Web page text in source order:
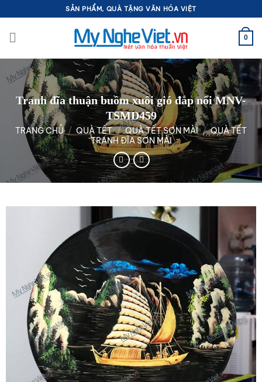
qua
nội
SẢN PHẨM, QUÀ TẶNG VĂN HÓA VIỆT
0
Tranh đĩa thuận buồm xuôi gió đắp nổi MNV-
TSMD459
TRANG CHỦ / QUÀ TẾT / QUÀ TẾT SƠN MÀI / QUÀ TẾT
TRANH ĐĨA SƠN MÀI